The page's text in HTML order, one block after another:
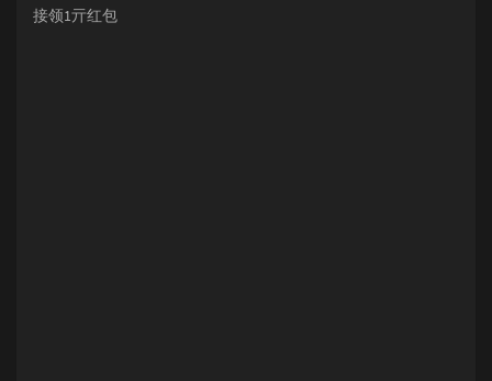
接领1亓红包